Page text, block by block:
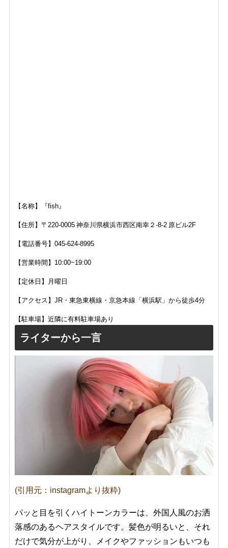
【名称】『fish』
【住所】〒220-0005 神奈川県横浜市西区南幸２-8-2 原ビル2F
【電話番号】 045-624-8995
【営業時間】10:00~19:00
【定休日】月曜日
【アクセス】JR・東急東横線・京急本線「横浜駅」から徒歩4分
【駐車場】近隣に有料駐車場あり
ライターから一言
(引用元：instagramより抜粋)
パッと目を引くハイトーンカラーは、外国人風のお洒
落感のあるヘアスタイルです。髪色が明るいと、それ
だけで気分が上がり、メイクやファッションもいつも